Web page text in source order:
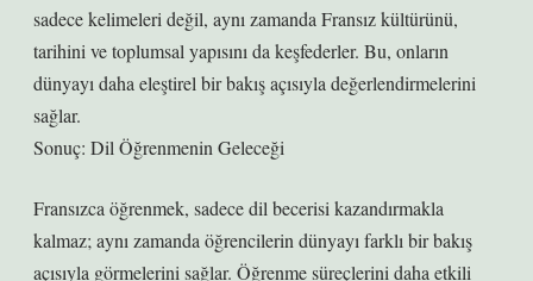
sadece kelimeleri değil, aynı zamanda Fransız kültürünü,
tarihini ve toplumsal yapısını da keşfederler. Bu, onların
dünyayı daha eleştirel bir bakış açısıyla değerlendirmelerini
sağlar.
Sonuç: Dil Öğrenmenin Geleceği
Fransızca öğrenmek, sadece dil becerisi kazandırmakla
kalmaz; aynı zamanda öğrencilerin dünyayı farklı bir bakış
açısıyla görmelerini sağlar. Öğrenme süreçlerini daha etkili